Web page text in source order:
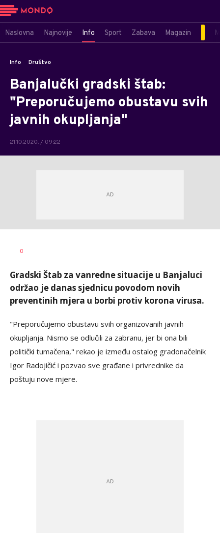
Naslovna Najnovije Info Sport Zabava Magazin
Info Društvo
Banjalučki gradski štab:
"Preporučujemo obustavu svih
javnih okupljanja"
21.10.2020. / 09:22
AUTOR
0
Gradski Štab za vanredne situacije u Banjaluci
održao je danas sjednicu povodom novih
preventinih mjera u borbi protiv korona virusa.
"Preporučujemo obustavu svih organizovanih javnih
okupljanja. Nismo se odlučili za zabranu, jer bi ona bili
politički tumačena," rekao je između ostalog gradonačelnik
Igor Radojičić i pozvao sve građane i privrednike da
poštuju nove mjere.